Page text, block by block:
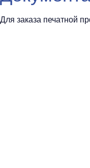
Для заказа печатной